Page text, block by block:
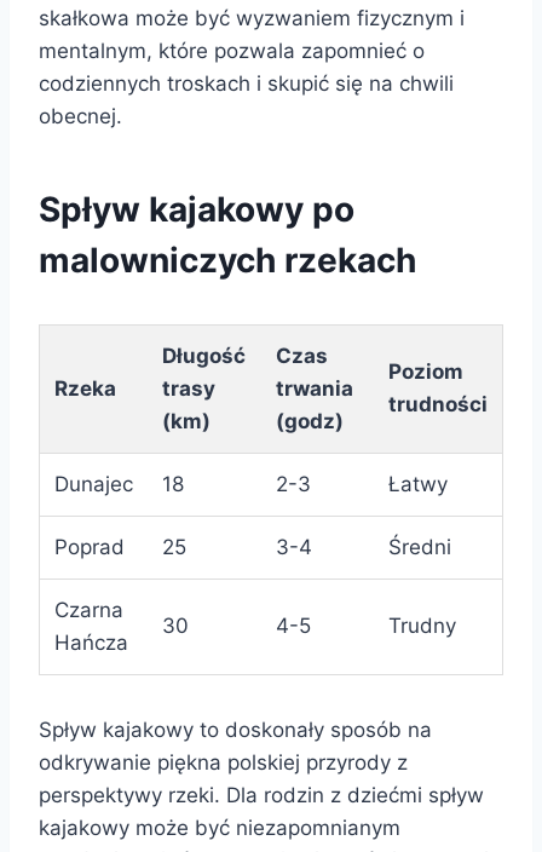
skałkowa może być wyzwaniem fizycznym i
mentalnym, które pozwala zapomnieć o
codziennych troskach i skupić się na chwili
obecnej.
Spływ kajakowy po
malowniczych rzekach
Rzeka
Długość
trasy
(km)
Czas
trwania
(godz)
Poziom
trudności
Dunajec 18 2-3 Łatwy
Poprad 25 3-4 Średni
Czarna
Hańcza
30 4-5 Trudny
Spływ kajakowy to doskonały sposób na
odkrywanie piękna polskiej przyrody z
perspektywy rzeki. Dla rodzin z dziećmi spływ
kajakowy może być niezapomnianym